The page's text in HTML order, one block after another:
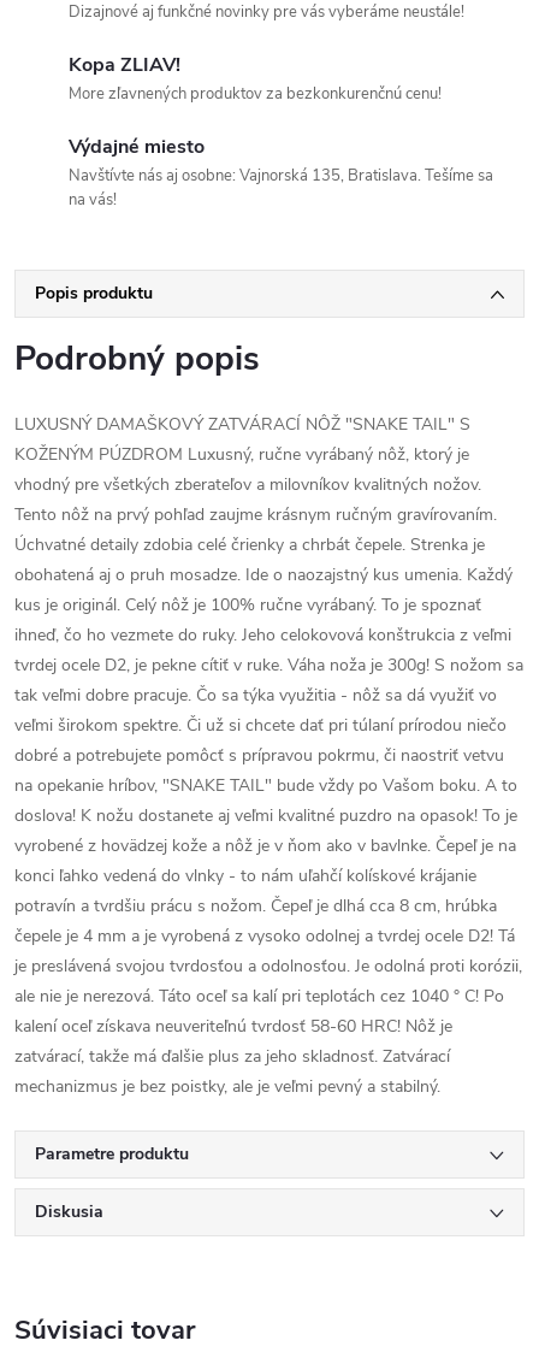
Dizajnové aj funkčné novinky pre vás vyberáme neustále!
Kopa ZLIAV!
More zľavnených produktov za bezkonkurenčnú cenu!
Výdajné miesto
Navštívte nás aj osobne: Vajnorská 135, Bratislava. Tešíme sa
na vás!
Popis produktu
Podrobný popis
LUXUSNÝ DAMAŠKOVÝ ZATVÁRACÍ NÔŽ "SNAKE TAIL" S
KOŽENÝM PÚZDROM Luxusný, ručne vyrábaný nôž, ktorý je
vhodný pre všetkých zberateľov a milovníkov kvalitných nožov.
Tento nôž na prvý pohľad zaujme krásnym ručným gravírovaním.
Úchvatné detaily zdobia celé črienky a chrbát čepele. Strenka je
obohatená aj o pruh mosadze. Ide o naozajstný kus umenia. Každý
kus je originál. Celý nôž je 100% ručne vyrábaný. To je spoznať
ihneď, čo ho vezmete do ruky. Jeho celokovová konštrukcia z veľmi
tvrdej ocele D2, je pekne cítiť v ruke. Váha noža je 300g! S nožom sa
tak veľmi dobre pracuje. Čo sa týka využitia - nôž sa dá využiť vo
veľmi širokom spektre. Či už si chcete dať pri túlaní prírodou niečo
dobré a potrebujete pomôcť s prípravou pokrmu, či naostriť vetvu
na opekanie hríbov, "SNAKE TAIL" bude vždy po Vašom boku. A to
doslova! K nožu dostanete aj veľmi kvalitné puzdro na opasok! To je
vyrobené z hovädzej kože a nôž je v ňom ako v bavlnke. Čepeľ je na
konci ľahko vedená do vlnky - to nám uľahčí kolískové krájanie
potravín a tvrdšiu prácu s nožom. Čepeľ je dlhá cca 8 cm, hrúbka
čepele je 4 mm a je vyrobená z vysoko odolnej a tvrdej ocele D2! Tá
je preslávená svojou tvrdosťou a odolnosťou. Je odolná proti korózii,
ale nie je nerezová. Táto oceľ sa kalí pri teplotách cez 1040 ° C! Po
kalení oceľ získava neuveriteľnú tvrdosť 58-60 HRC! Nôž je
zatvárací, takže má ďalšie plus za jeho skladnosť. Zatvárací
mechanizmus je bez poistky, ale je veľmi pevný a stabilný.
Parametre produktu
Diskusia
Súvisiaci tovar